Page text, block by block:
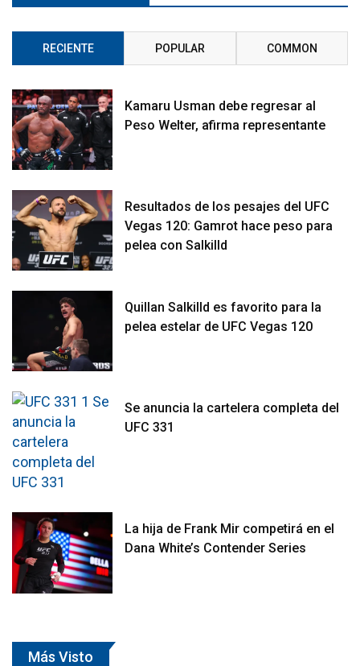
RECIENTE POPULAR COMMON
Kamaru Usman debe regresar al
Peso Welter, afirma representante
Resultados de los pesajes del UFC
Vegas 120: Gamrot hace peso para
pelea con Salkilld
Quillan Salkilld es favorito para la
pelea estelar de UFC Vegas 120
Se anuncia la cartelera completa del
UFC 331
La hija de Frank Mir competirá en el
Dana White’s Contender Series
Más Visto